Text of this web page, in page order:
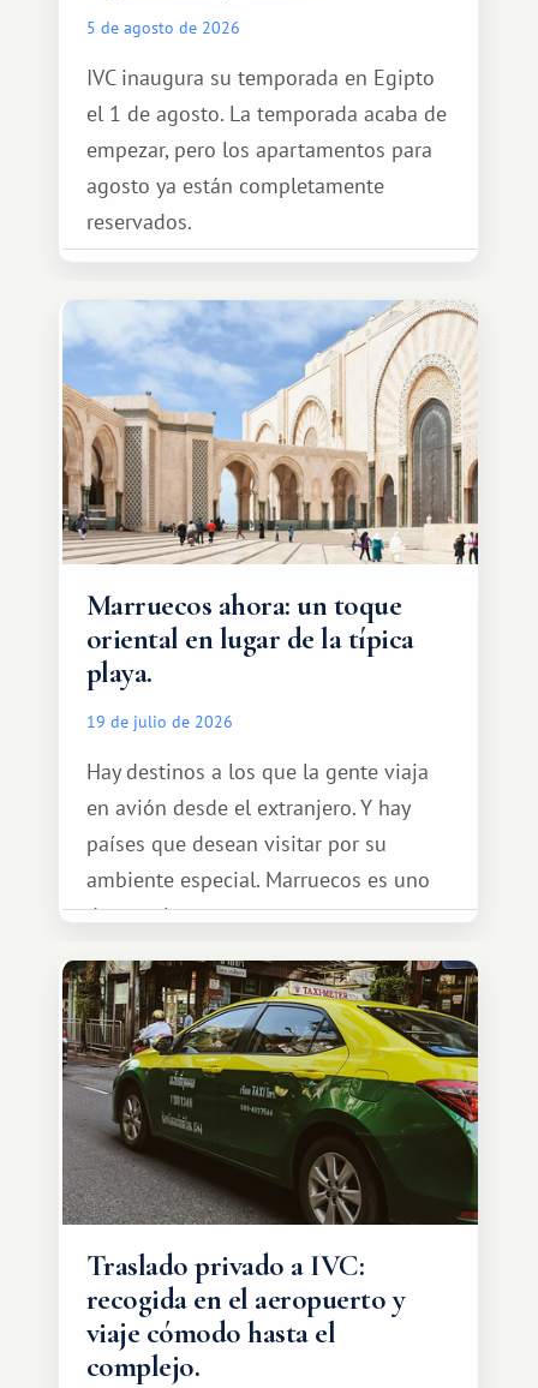
5 de agosto de 2026
IVC inaugura su temporada en Egipto
el 1 de agosto. La temporada acaba de
empezar, pero los apartamentos para
agosto ya están completamente
reservados.
Marruecos ahora: un toque
oriental en lugar de la típica
playa.
19 de julio de 2026
Hay destinos a los que la gente viaja
en avión desde el extranjero. Y hay
países que desean visitar por su
ambiente especial. Marruecos es uno
de esos lugares.
Traslado privado a IVC:
recogida en el aeropuerto y
viaje cómodo hasta el
complejo.